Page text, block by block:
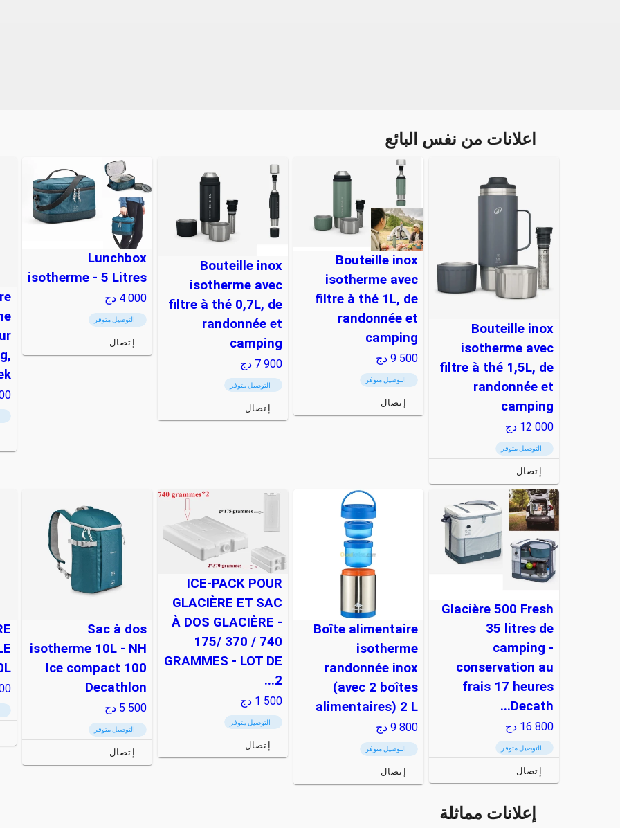
اعلانات من نفس البائع
Bouteille inox
isotherme avec
filtre à thé 1,5L, de
randonnée et
camping
12 000 دج
التوصيل متوفر
إتصال
Bouteille inox
isotherme avec
filtre à thé 1L, de
randonnée et
camping
9 500 دج
التوصيل متوفر
إتصال
Bouteille inox
isotherme avec
filtre à thé 0,7L, de
randonnée et
camping
7 900 دج
التوصيل متوفر
إتصال
Lunchbox
isotherme - 5 Litres
4 000 دج
التوصيل متوفر
إتصال
Glacière 500 Fresh
35 litres de
camping -
conservation au
frais 17 heures
Decath...
16 800 دج
التوصيل متوفر
إتصال
Boîte alimentaire
isotherme
randonnée inox
(avec 2 boîtes
alimentaires) 2 L
9 800 دج
التوصيل متوفر
إتصال
ICE-PACK POUR
GLACIÈRE ET SAC
À DOS GLACIÈRE -
175/ 370 / 740
GRAMMES - LOT DE
2...
1 500 دج
التوصيل متوفر
إتصال
Sac à dos
isotherme 10L - NH
Ice compact 100
Decathlon
5 500 دج
التوصيل متوفر
إتصال
إعلانات مماثلة